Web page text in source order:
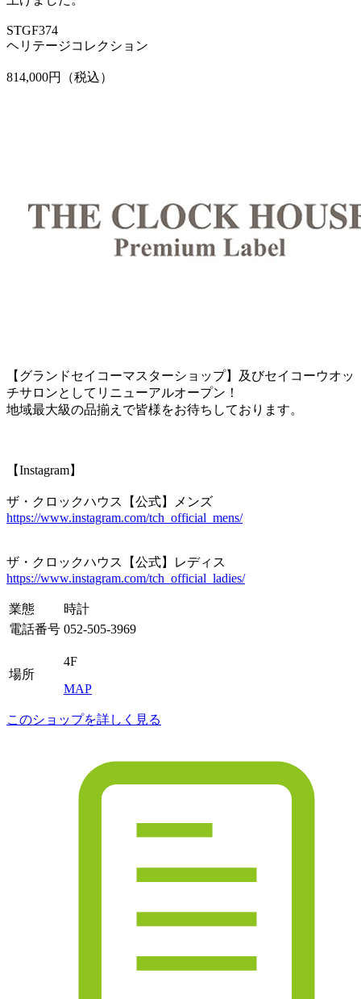
STGF374
ヘリテージコレクション
814,000円（税込）
【グランドセイコーマスターショップ】及びセイコーウオッ
チサロンとしてリニューアルオープン！
地域最大級の品揃えで皆様をお待ちしております。
【Instagram】
ザ・クロックハウス【公式】メンズ
https://www.instagram.com/tch_official_mens/
ザ・クロックハウス【公式】レディス
https://www.instagram.com/tch_official_ladies/
業態
時計
電話番号 052-505-3969
場所
4F
MAP
このショップを詳しく見る